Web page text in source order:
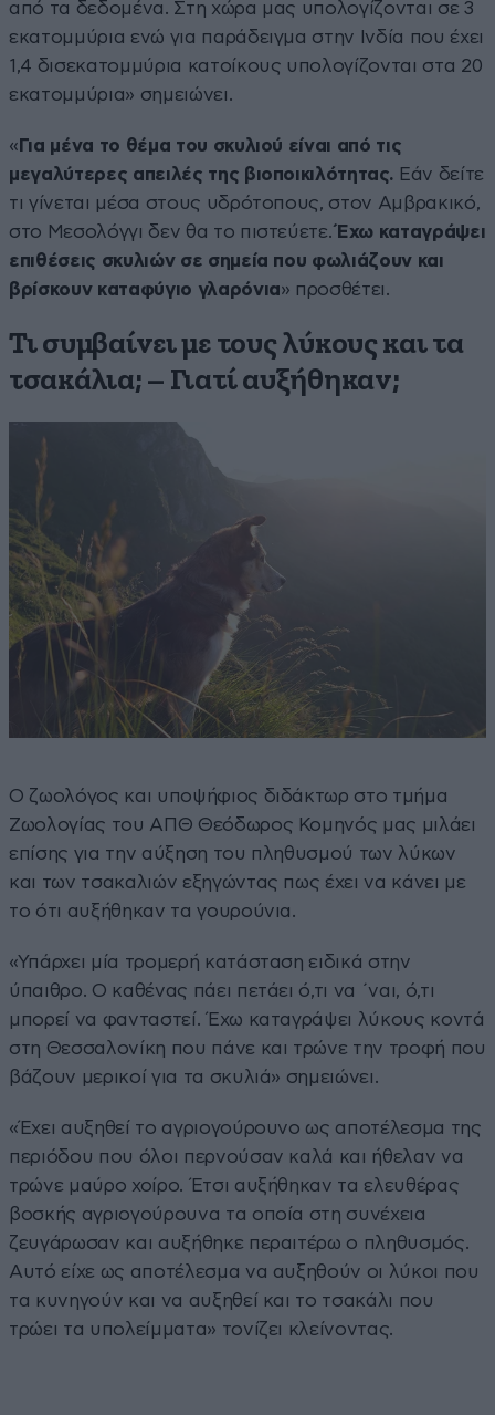
από τα δεδομένα. Στη χώρα μας υπολογίζονται σε 3
εκατομμύρια ενώ για παράδειγμα στην Ινδία που έχει
1,4 δισεκατομμύρια κατοίκους υπολογίζονται στα 20
εκατομμύρια» σημειώνει.
« Για μένα το θέμα του σκυλιού είναι από τις
μεγαλύτερες απειλές της βιοποικιλότητας. Εάν δείτε
τι γίνεται μέσα στους υδρότοπους, στον Αμβρακικό,
στο Μεσολόγγι δεν θα το πιστεύετε.Έχω καταγράψει
επιθέσεις σκυλιών σε σημεία που φωλιάζουν και
βρίσκουν καταφύγιο γλαρόνια» προσθέτει.
Τι συμβαίνει με τους λύκους και τα
τσακάλια; – Γιατί αυξήθηκαν;
Ο ζωολόγος και υποψήφιος διδάκτωρ στο τμήμα
Ζωολογίας του ΑΠΘ Θεόδωρος Κομηνός μας μιλάει
επίσης για την αύξηση του πληθυσμού των λύκων
και των τσακαλιών εξηγώντας πως έχει να κάνει με
το ότι αυξήθηκαν τα γουρούνια.
«Υπάρχει μία τρομερή κατάσταση ειδικά στην
ύπαιθρο. Ο καθένας πάει πετάει ό,τι να ΄ναι, ό,τι
μπορεί να φανταστεί. Έχω καταγράψει λύκους κοντά
στη Θεσσαλονίκη που πάνε και τρώνε την τροφή που
βάζουν μερικοί για τα σκυλιά» σημειώνει.
«Έχει αυξηθεί το αγριογούρουνο ως αποτέλεσμα της
περιόδου που όλοι περνούσαν καλά και ήθελαν να
τρώνε μαύρο χοίρο. Έτσι αυξήθηκαν τα ελευθέρας
βοσκής αγριογούρουνα τα οποία στη συνέχεια
ζευγάρωσαν και αυξήθηκε περαιτέρω ο πληθυσμός.
Αυτό είχε ως αποτέλεσμα να αυξηθούν οι λύκοι που
τα κυνηγούν και να αυξηθεί και το τσακάλι που
τρώει τα υπολείμματα» τονίζει κλείνοντας.